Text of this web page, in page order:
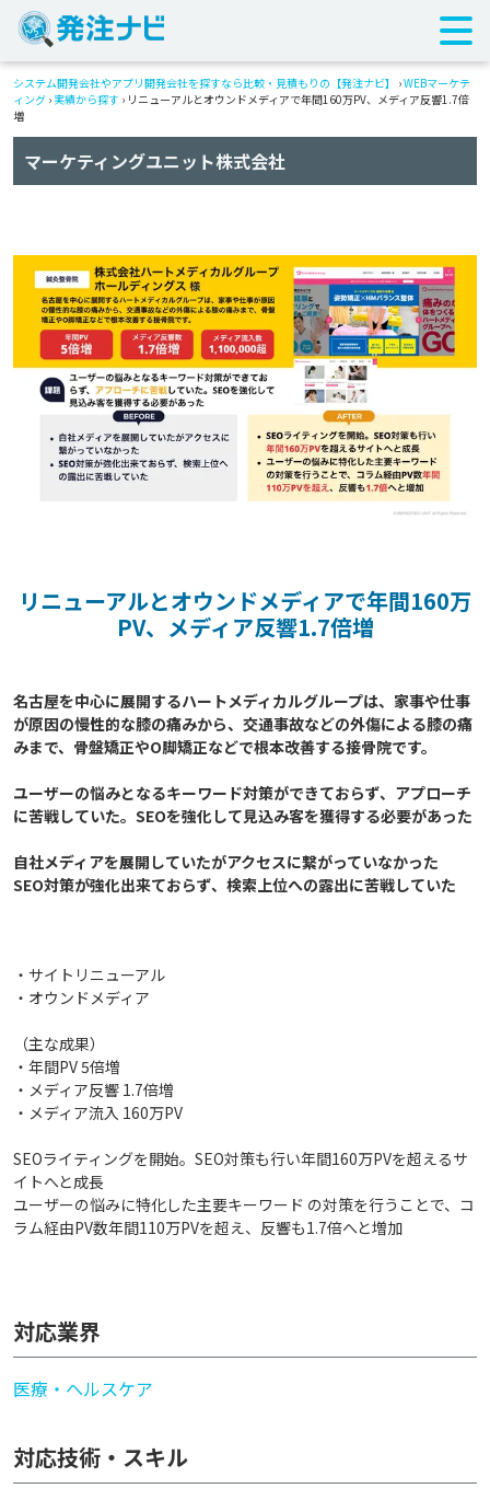
システム開発会社やアプリ開発会社を探すなら比較・見積もりの【発注ナビ】 ›WEBマーケテ
ィング › 実績から探す › リニューアルとオウンドメディアで年間160万PV、メディア反響1.7倍
増
マーケティングユニット株式会社
リニューアルとオウンドメディアで年間160万
PV、メディア反響1.7倍増
名古屋を中心に展開するハートメディカルグループは、家事や仕事
が原因の慢性的な膝の痛みから、交通事故などの外傷による膝の痛
みまで、骨盤矯正やO脚矯正などで根本改善する接骨院です。
ユーザーの悩みとなるキーワード対策ができておらず、アプローチ
に苦戦していた。SEOを強化して見込み客を獲得する必要があった
自社メディアを展開していたがアクセスに繋がっていなかった
SEO対策が強化出来ておらず、検索上位への露出に苦戦していた
・サイトリニューアル
・オウンドメディア
（主な成果）
・年間PV 5倍増
・メディア反響 1.7倍増
・メディア流入 160万PV
SEOライティングを開始。SEO対策も行い年間160万PVを超えるサ
イトへと成長
ユーザーの悩みに特化した主要キーワード の対策を行うことで、コ
ラム経由PV数年間110万PVを超え、反響も1.7倍へと増加
対応業界
医療・ヘルスケア
対応技術・スキル